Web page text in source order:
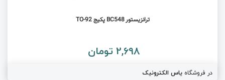
ترانزیستور BC548 پکیج TO-92
2,698 تومان
در فروشگاه یاس الکترونیک